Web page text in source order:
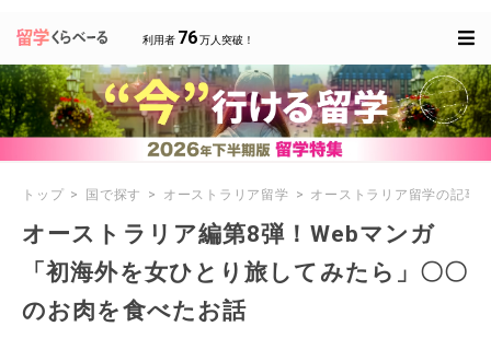
利用者 76万人突破！
トップ 国で探す オーストラリア留学 オーストラリア留学の記事
オーストラリア編第8弾！Webマンガ
「初海外を女ひとり旅してみたら」〇〇
のお肉を食べたお話